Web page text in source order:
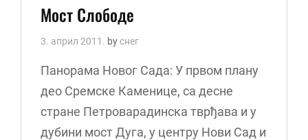
Links
Мост Слободе
3. април 2011. byснег
Панорама Новог Сада: У првом плану
део Сремске Каменице, са десне
стране Петроварадинска тврђава и у
дубини мост Дуга, у центру Нови Сад и